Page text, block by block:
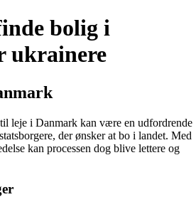
bolig i
ukrainere
leje i Danmark kan være en udfordrende
der ønsker at bo i landet. Med
kan processen dog blive lettere og